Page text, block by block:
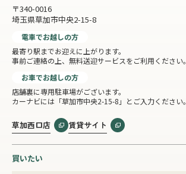
〒340-0016
埼玉県草加市中央2-15-8
電車でお越しの方
最寄り駅までお迎えに上がります。
事前ご連絡の上、無料送迎サービスをご利用ください。
お車でお越しの方
店舗裏に専用駐車場がございます。
カーナビには「草加市中央2-15-8」とご入力ください。
草加西口店 賃貸サイト
買いたい